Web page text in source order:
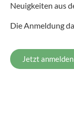
Neuigkeiten aus
Die Anmeldung
Jetzt anmelden